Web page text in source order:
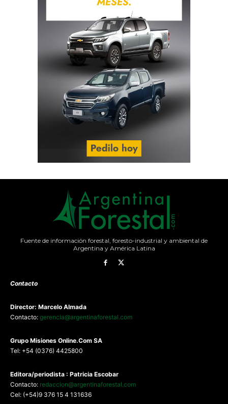
Fuente de información forestal, foresto-industrial y ambiental de
Argentina y América Latina
Contacto
Director: Marcelo Almada
Contacto: gerencia@argentinaforestal.com
Grupo Misiones Online.Com SA
Tel: +54 (0376) 4425800
Editora/periodista : Patricia Escobar
Contacto: redaccion@argentinaforestal.com
Cel: (+54)9 376 15 4 131636